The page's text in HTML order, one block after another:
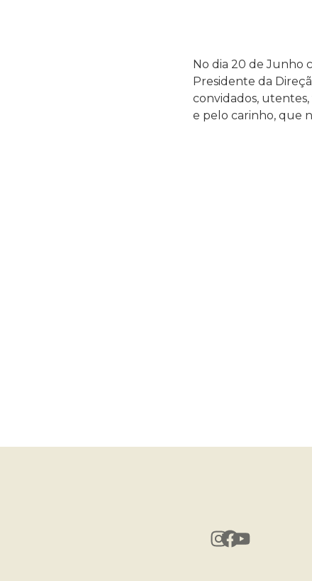
No dia 20 de Junho
Presidente da
convidados, utentes,
e pelo carinho, que